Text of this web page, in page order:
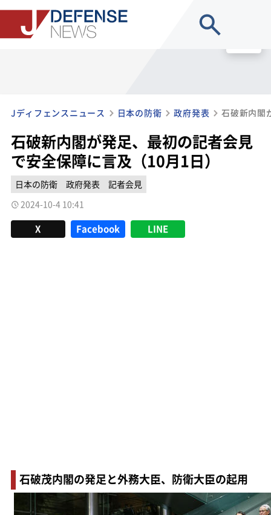
Jディフェンスニュース 日本の防衛 政府発表
石破新内閣が発足、最初の記者会見
で安全保障に言及（10月1日）
日本の防衛 政府発表
記者会見
2024-10-4 10:41
X Facebook LINE
石破茂内閣の発足と外務大臣、防衛大臣の起用